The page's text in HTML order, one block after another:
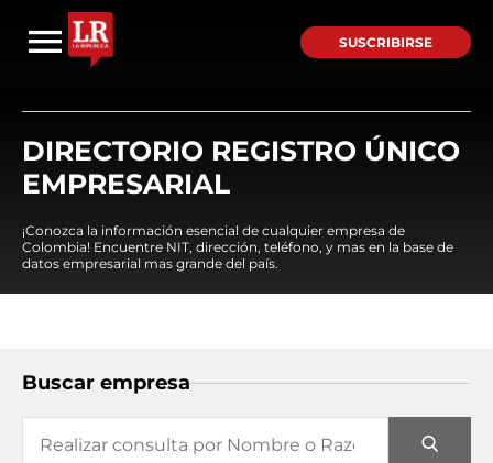
SUSCRIBIRSE
DIRECTORIO REGISTRO ÚNICO
EMPRESARIAL
¡Conozca la información esencial de cualquier empresa de
Colombia! Encuentre NIT, dirección, teléfono, y mas en la base de
datos empresarial mas grande del país.
Buscar empresa